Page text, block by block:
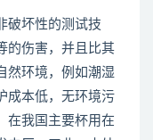
破坏性的测试技
的伤害，并且比其
然环境，例如潮湿
成本低，无环境污
在我国主要杯用在